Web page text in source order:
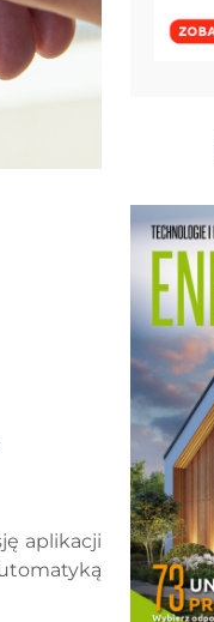
aplikacji